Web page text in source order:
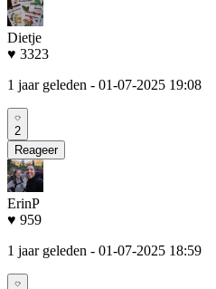
Dietje
♥ 3323
1 jaar geleden - 01-07-2025 19:08
2
Reageer
ErinP
♥ 959
1 jaar geleden - 01-07-2025 18:59